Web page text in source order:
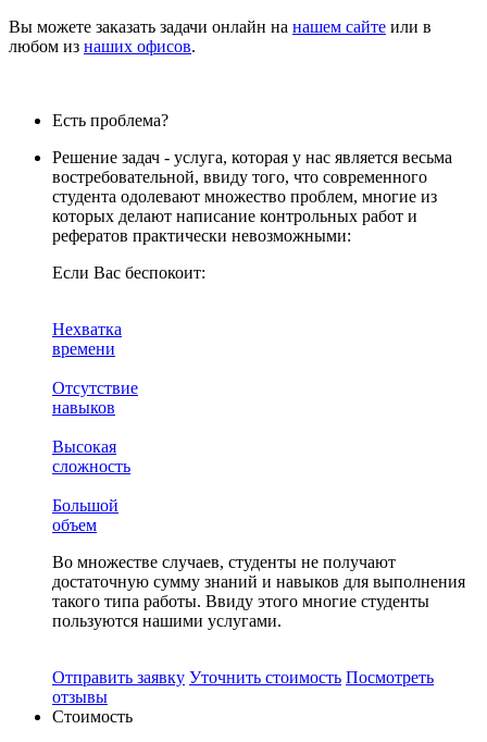
Вы можете заказать задачи онлайн на нашем сайте или в
любом из наших офисов.
Есть проблема?
Решение задач - услуга, которая у нас является весьма
востребовательной, ввиду того, что современного
студента одолевают множество проблем, многие из
которых делают написание контрольных работ и
рефератов практически невозможными:
Если Вас беспокоит:
Нехватка
времени
Отсутствие
навыков
Высокая
сложность
Большой
объем
Во множестве случаев, студенты не получают
достаточную сумму знаний и навыков для выполнения
такого типа работы. Ввиду этого многие студенты
пользуются нашими услугами.
Отправить заявку Уточнить стоимость Посмотреть
отзывы
Стоимость